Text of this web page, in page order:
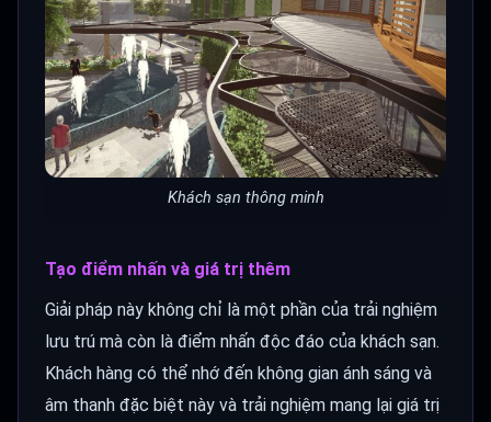
Khách sạn thông minh
Tạo điểm nhấn và giá trị thêm
Giải pháp này không chỉ là một phần của trải nghiệm
lưu trú mà còn là điểm nhấn độc đáo của khách sạn.
Khách hàng có thể nhớ đến không gian ánh sáng và
âm thanh đặc biệt này và trải nghiệm mang lại giá trị